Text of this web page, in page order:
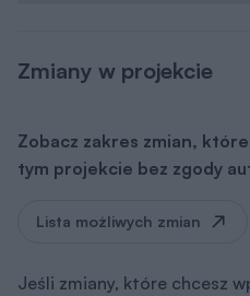
Zmiany w projekcie
Zobacz zakres zmian,
tym projekcie bez zgody
Lista możliwych zmian
Jeśli zmiany, które chcesz